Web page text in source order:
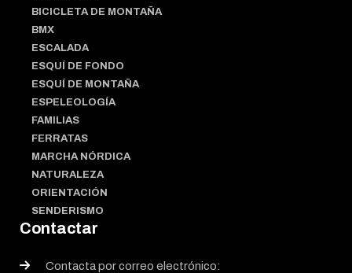
BICICLETA DE MONTAÑA
BMX
ESCALADA
ESQUÍ DE FONDO
ESQUÍ DE MONTAÑA
ESPELEOLOGÍA
FAMILIAS
FERRATAS
MARCHA NÓRDICA
NATURALEZA
ORIENTACIÓN
SENDERISMO
Contactar
Contacta por correo electrónico: